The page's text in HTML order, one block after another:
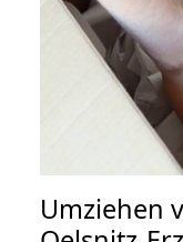
Umziehen